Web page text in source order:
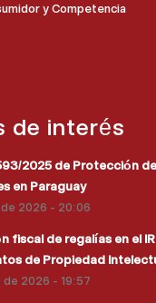
y Competencia
de interés
2025 de Protección
en Paraguay
de 2026 - 20:06
fiscal de regalías en el
de Propiedad
de 2026 - 19:57